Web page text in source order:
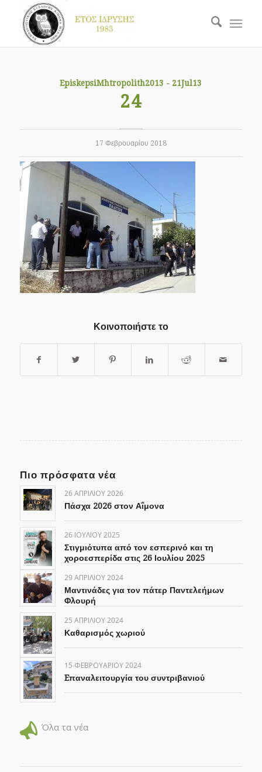
EpiskepsiMhtropolith2013 - 21Jul13
24
17 Φεβρουαρίου 2018
Κοινοποιήστε το
Πιο πρόσφατα νέα
26 ΑΠΡΙΛΊΟΥ 2026
Πάσχα 2026 στον Αΐμονα
26 ΙΟΥΛΊΟΥ 2025
Στιγμιότυπα από τον εσπερινό και τη
χοροεσπερίδα στις 26 Ιουλίου 2025
29 ΑΠΡΙΛΊΟΥ 2024
Μαντινάδες για τον πάτερ Παντελεήμων
Φλουρή
25 ΑΠΡΙΛΊΟΥ 2024
Καθαρισμός χωριού
15 ΦΕΒΡΟΥΑΡΊΟΥ 2024
Eπαναλειτουργία του συντριβανιού
Όλα τα νέα